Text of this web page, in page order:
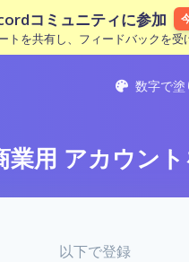
コミュニティに参加
を共有し、フィードバックを
数字で塗
業用 アカウン
以下で登録